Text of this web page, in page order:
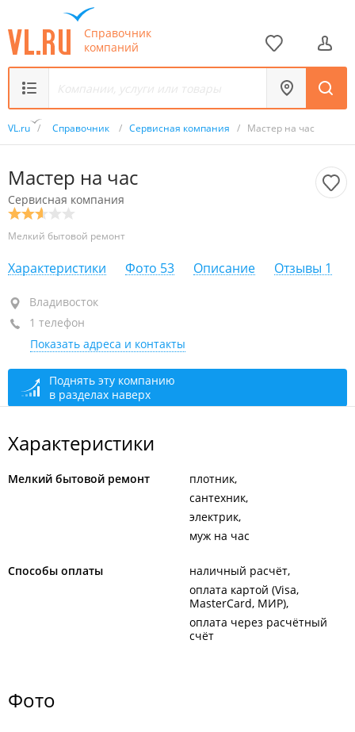
Справочник
компаний
VL.ru / Справочник / Сервисная компания / Мастер на час
Мастер на час
Сервисная компания
Мелкий бытовой ремонт
Характеристики Фото 53 Описание Отзывы 1
Владивосток
+7 902 559-02-61
закрыто, откроется в 08:00
Владивосток
1 телефон
Показать адреса и контакты
Поднять эту компанию
в разделах наверх
Характеристики
Мелкий бытовой ремонт
плотник
сантехник
электрик
муж на час
Способы оплаты
наличный расчёт
оплата картой (Visa,
MasterCard, МИР)
оплата через расчётный
счёт
Фото